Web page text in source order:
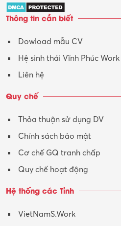
Thông tin cần biết
Dowload mẫu CV
Hệ sinh thái Vĩnh Phúc Work
Liên hệ
Quy chế
Thỏa thuận sử dụng DV
Chính sách bảo mật
Cơ chế GQ tranh chấp
Quy chế hoạt động
Hệ thống các Tỉnh
VietNamS.Work